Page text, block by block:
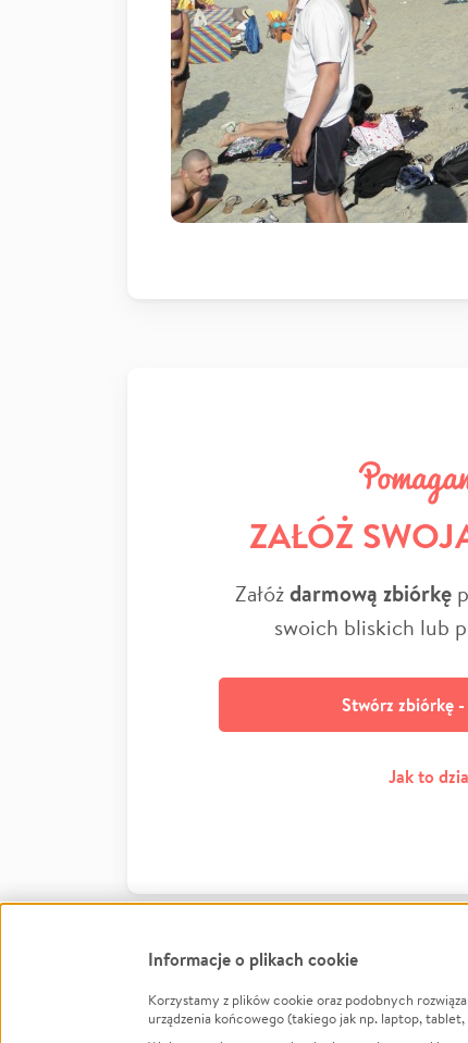
ZAŁÓŻ
Załóżdarmową zbiórkę
swoich bliskich lub
Stwórz zbiórkę
Jak to
Informacje o plikach cookie
Korzystamy z plików cookie oraz podobnych
urządzenia końcowego (takiego jak np. laptop,